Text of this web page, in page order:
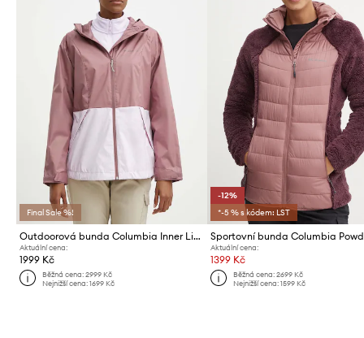
Final Sale %!
Outdoorová bunda Columbia Inner Limits III
Aktuální cena:
1999 Kč
Běžná cena:2999 Kč
Nejnižší cena:1699 Kč
-12%
*-5 % s kódem: LST
Aktuální cena:
1399 Kč
Běžná cena: 2699 Kč
Nejnižší cena: 1599 Kč